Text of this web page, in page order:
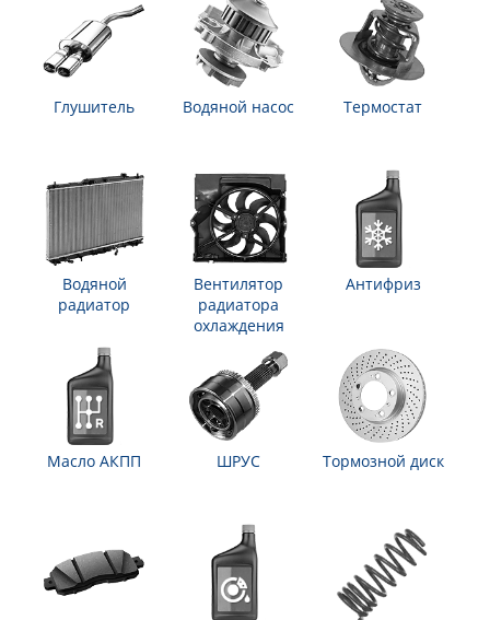
Глушитель Водяной насос Термостат
Водяной
радиатор
Вентилятор
радиатора
охлаждения
Антифриз
Масло АКПП ШРУС Тормозной диск